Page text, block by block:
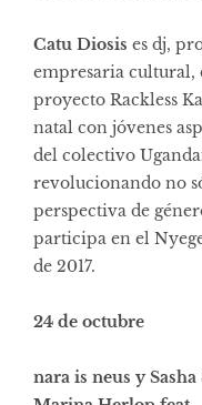
Catu Diosis es dj,
empresaria cultural,
proyecto Rackless
natal con jóvenes
del colectivo
revolucionando no
perspectiva de
participa en el
de 2017.
24 de octubre
nara is neus y